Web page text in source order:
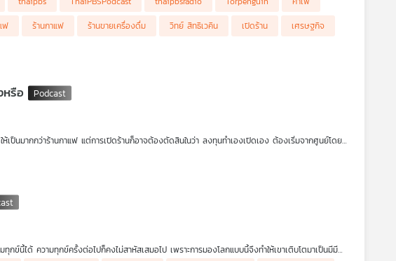
รเปิดร้าน แต่จะเปิดอย่างไรให้อยู่ได้ยาวไม่เจ๊งไปกลางทาง เพราะตอนนี้หลายร้านไม่สามารถอยู่ในตลาด
เล่าให้ฟังในรายการ เศรษฐกิจติดบ้าน ค่ะ
ฟ ร้านกาแฟ ร้านขายเครื่องดื่ม วิทย์ สิทธิเวคิน เปิดร้าน
เศรษฐกิจ
หรือ
เป็นมากกว่าร้านกาแฟ แต่การเปิดร้านก็อาจต้องตัดสินในว่า ลงทุนทำเองเปิดเอง ต้องเริ่มจากศูนย์โดย
ฟรนไซส์แบรนด์ดังมาเปิด ข้อดีคือ สะดวกและมีฐานลูกค้าอยู่แล้ว แต่เงินลงทุนค่อนข้างสูง การเลือกซื้อ
นท์ นายกสมาคมกาแฟพิเศษไทย เล่าให้ฟังในรายการ เศรษฐกิจติดบ้าน ค่ะ
ทุกข์นี้ได้ ความทุกข์ครั้งต่อไปก็คงไม่สาหัสเสมอไป เพราะการมองโลกแบบนี้จึงทำให้เขาเติบโตมาเป็นมีมี